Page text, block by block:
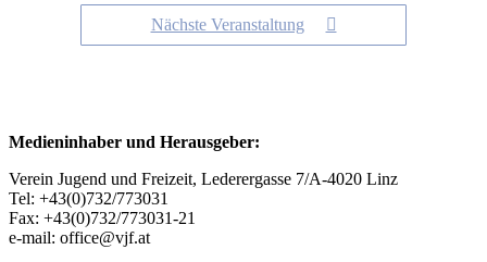
Nächste Veranstaltung
Medieninhaber und Herausgeber:
Verein Jugend und Freizeit, Lederergasse 7/A-4020 Linz
Tel: +43(0)732/773031
Fax: +43(0)732/773031-21
e-mail: office@vjf.at